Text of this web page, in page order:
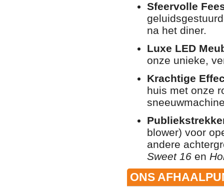
Sfeervolle
na het diner.
Luxe LED
onze unieke,
Krachtige
huis met onze
blower) voor
andere
Sweet 16 en
ONS